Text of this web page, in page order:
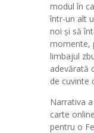
modul în
într-un alt
noi și să
momente,
limbajul
adevărată
de cuvinte
Narrativa
carte
pentru o